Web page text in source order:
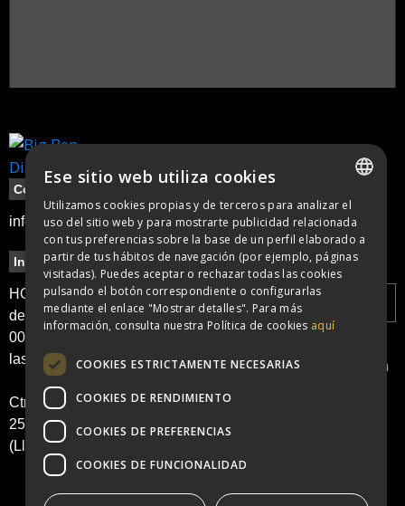
Contacte
info@bigbendisco.com
Información
HORARIO: apertura
de puertas a las
00:00h y cierre a
las 6:00h
Ctra. N II, KM 486.
25241 Golmés
(Lleida)
Legal
Política de
cookies
privacidad
Newsletter
acepto la
Política
SPANISH
CATALAN
Ese sitio web utiliza cookies
Utilizamos cookies propias y de terceros para analizar el
uso del sitio web y para mostrarte publicidad relacionada
con tus preferencias sobre la base de un perfil elaborado a
partir de tus hábitos de navegación (por ejemplo, páginas
visitadas). Puedes aceptar o rechazar todas las cookies
pulsando el botón correspondiente o configurarlas
mediante el enlace "Mostrar detalles". Para más
información, consulta nuestra Política de cookies aquí
COOKIES ESTRICTAMENTE NECESARIAS
COOKIES DE RENDIMIENTO
COOKIES DE PREFERENCIAS
COOKIES DE FUNCIONALIDAD